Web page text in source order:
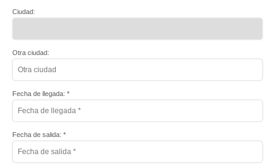
Ciudad:
Otra ciudad:
Fecha de llegada: *
Fecha de salida: *